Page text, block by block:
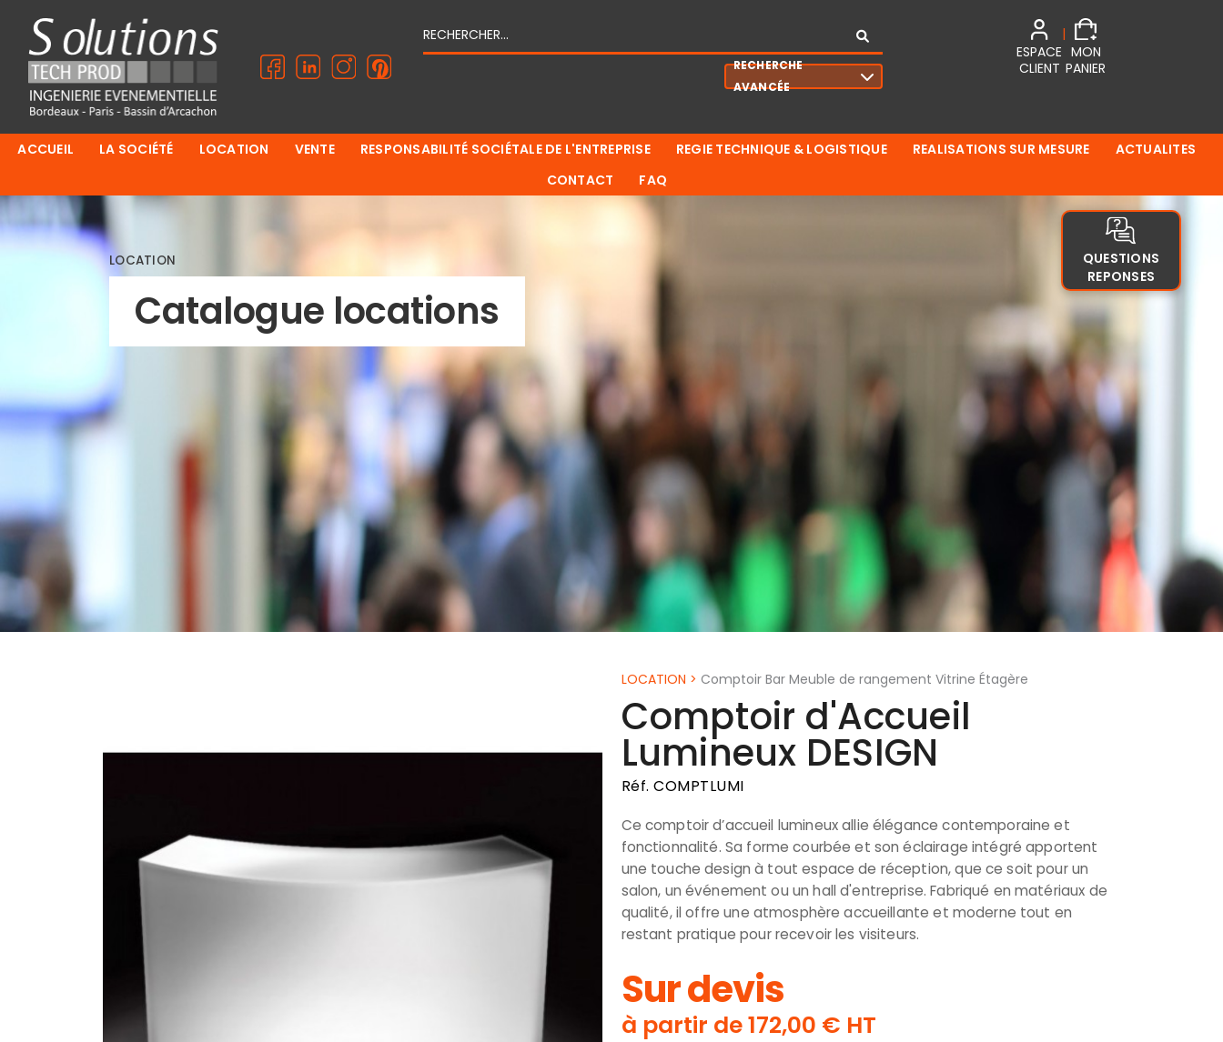
RECHERCHE
AVANCÉE
ESPACE
CLIENT
|
MON
PANIER
ACCUEIL LA SOCIÉTÉ LOCATION VENTE RESPONSABILITÉ SOCIÉTALE DE L'ENTREPRISE REGIE TECHNIQUE & LOGISTIQUE REALISATIONS SUR MESURE
ACTUALITES
CONTACT
FAQ
QUESTIONS
REPONSES
LOCATION
Catalogue locations
LOCATION > Comptoir Bar Meuble de rangement Vitrine Étagère
Comptoir d'Accueil
Lumineux DESIGN
Réf. COMPTLUMI
Ce comptoir d’accueil lumineux allie élégance contemporaine et
fonctionnalité. Sa forme courbée et son éclairage intégré apportent
une touche design à tout espace de réception, que ce soit pour un
salon, un événement ou un hall d'entreprise. Fabriqué en matériaux de
qualité, il offre une atmosphère accueillante et moderne tout en
restant pratique pour recevoir les visiteurs.
Sur devis
à partir de 172,00 € HT